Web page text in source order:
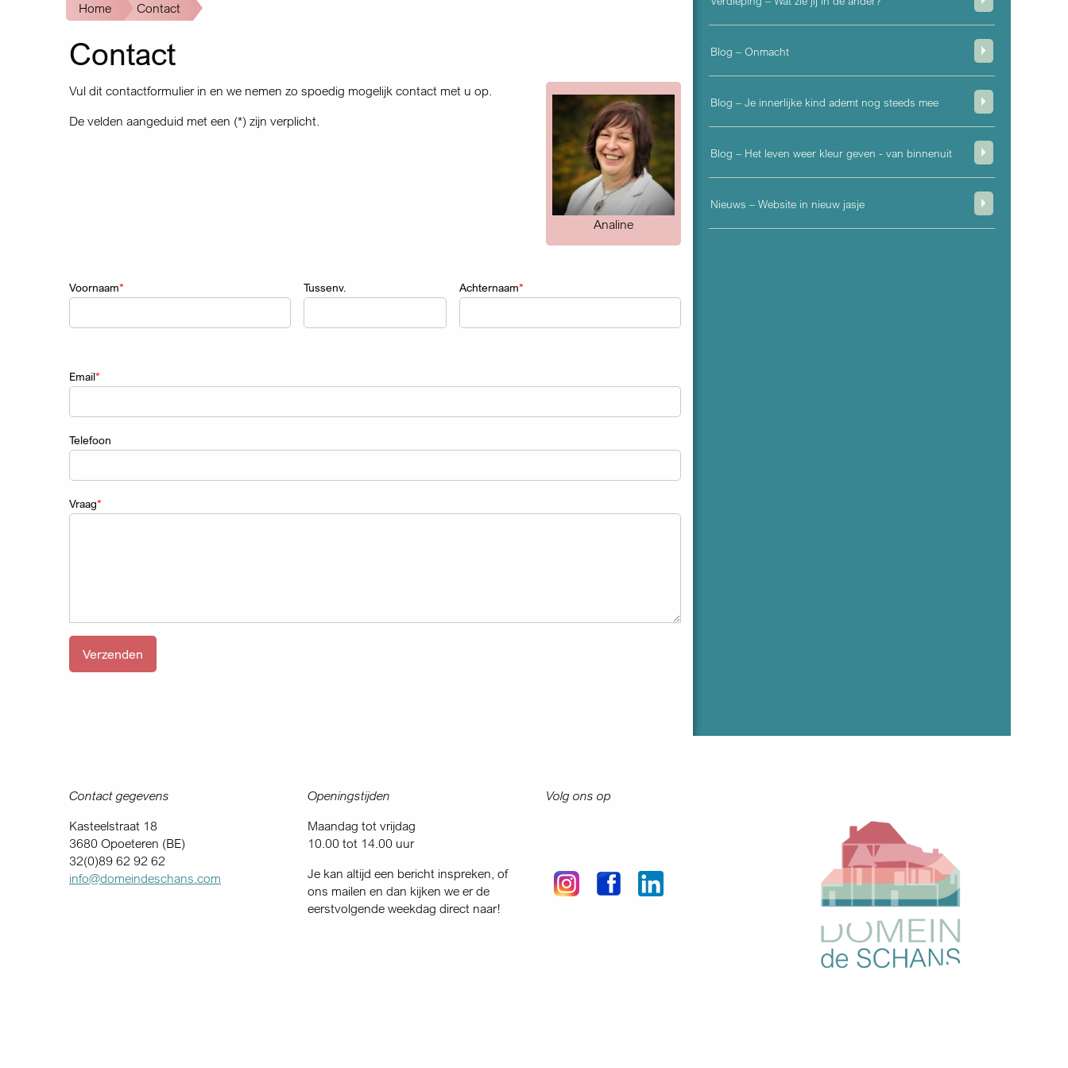
Kruimelpad
Home Contact
Contact
Vul dit contactformulier in en we nemen zo spoedig mogelijk contact met u op.
De velden aangeduid met een (*) zijn verplicht.
Analine
Voornaam Tussenv. Achternaam
Email
Telefoon
Vraag
Blog – Onmacht
Blog – Je innerlijke kind ademt nog steeds mee
Blog – Het leven weer kleur geven - van binnenuit
Nieuws – Website in nieuw jasje
Contact gegevens
Kasteelstraat 18
3680 Opoeteren (BE)
32(0)89 62 92 62
info@domeindeschans.com
Openingstijden
Maandag tot vrijdag
10.00 tot 14.00 uur
Je kan altijd een bericht inspreken, of
ons mailen en dan kijken we er de
eerstvolgende weekdag direct naar!
Volg ons op